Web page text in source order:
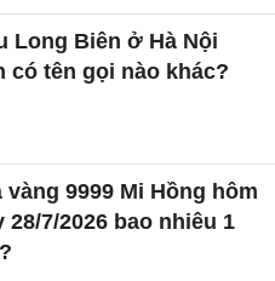
Long Biên ở Hà Nội
có tên gọi nào khác?
vàng 9999 Mi Hồng hôm
28/7/2026 bao nhiêu 1